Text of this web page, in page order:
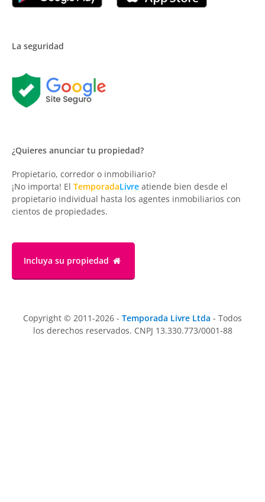
La seguridad
¿Quieres anunciar tu propiedad?
Propietario, corredor o inmobiliario?
¡No importa! El TemporadaLivre atiende bien desde el
propietario individual hasta los agentes inmobiliarios con
cientos de propiedades.
Incluya su propiedad
Copyright © 2011-2026 - Temporada Livre Ltda - Todos
los derechos reservados. CNPJ 13.330.773/0001-88